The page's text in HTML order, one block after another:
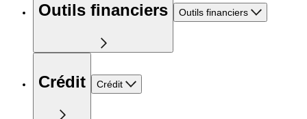
Outils financiers Outils financiers
Crédit Crédit